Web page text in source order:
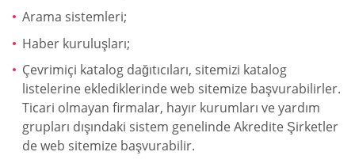
Arama sistemleri;
Haber kuruluşları;
Çevrimiçi katalog dağıtıcıları, sitemizi katalog
listelerine eklediklerinde web sitemize başvurabilirler.
Ticari olmayan firmalar, hayır kurumları ve yardım
grupları dışındaki sistem genelinde Akredite Şirketler
de web sitemize başvurabilir.